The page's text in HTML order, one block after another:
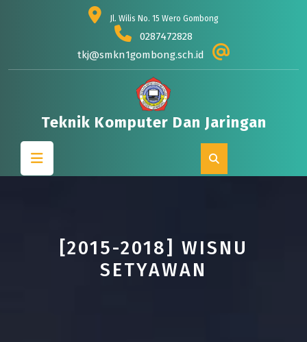
Jl. Wilis No. 15 Wero Gombong
0287472828
tkj@smkn1gombong.sch.id
Teknik Komputer Dan Jaringan
[2015-2018] WISNU
SETYAWAN